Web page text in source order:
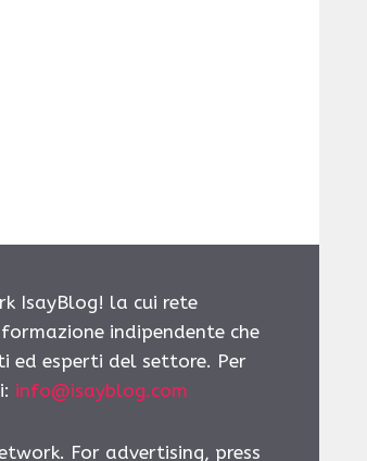
IsayBlog! la cui rete
indipendente che
ed esperti del settore. Per
info@isayblog.com
For advertising, press